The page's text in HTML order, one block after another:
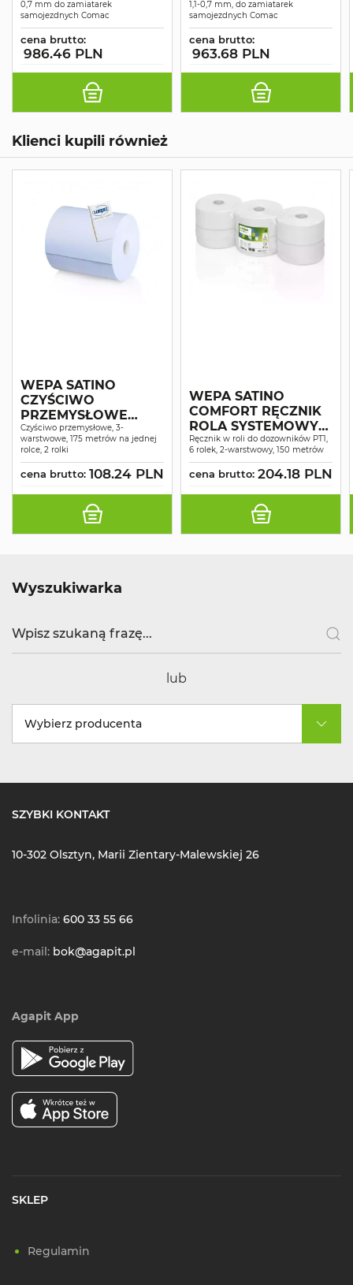
0,7 mm do zamiatarek
samojezdnych Comac
cena brutto:
986.46 PLN
1,1-0,7 mm, do zamiatarek
samojezdnych Comac
cena brutto:
963.68 PLN
Klienci kupili również
WEPA SATINO
CZYŚCIWO
PRZEMYSŁOWE
COMFORT
NIEBIESKIE
RECYKLING 3W 175M
A2
Czyściwo przemysłowe, 3-
warstwowe, 175 metrów na jednej
rolce, 2 rolki
cena brutto: 108.24 PLN
WEPA SATINO
COMFORT RĘCZNIK
ROLA SYSTEMOWY
MAKULATURA
ŚNIEŻNOBIAŁY 2W
150MB A6
Ręcznik w roli do dozowników PT1,
6 rolek, 2-warstwowy, 150 metrów
cena brutto: 204.18 PLN
Wyszukiwarka
lub
Wybierz producenta
SZYBKI KONTAKT
10-302 Olsztyn, Marii Zientary-Malewskiej 26
Infolinia: 600 33 55 66
e-mail: bok@agapit.pl
Agapit App
SKLEP
Regulamin